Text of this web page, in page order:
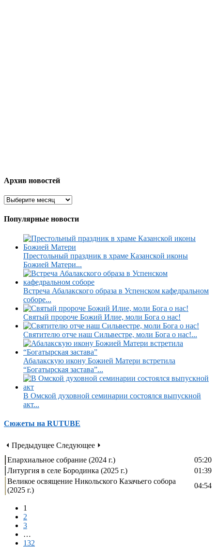
Архив новостей
Популярные новости
Престольный праздник в храме Казанской иконы
Божией Матери...
Встреча Абалакского образа в Успенском кафедральном
соборе...
Святый пророче Божий Илие, моли Бога о нас!
Святителю отче наш Сильвестре, моли Бога о нас!...
Абалакскую икону Божией Матери встретила
“Богатырская застава”...
В Омской духовной семинарии состоялся выпускной
акт...
Сюжеты на RUTUBE
⏴ Предыдущее Следующее ⏵
Епархиальное собрание (2024 г.)
05:20
Литургия в селе Бородинка (2025 г.)
01:39
Великое освящение Никольского Казачьего собора
(2025 г.)
04:54
1
2
3
…
132